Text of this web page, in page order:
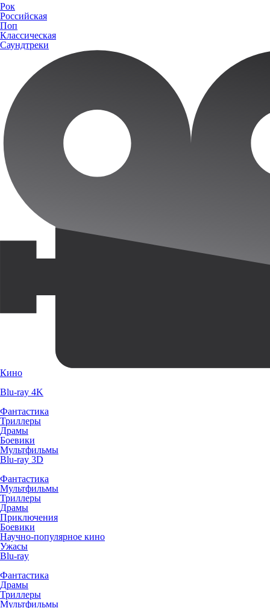
Рок
Российская
Поп
Классическая
Саундтреки
Кино
Blu-ray 4K
Фантастика
Триллеры
Драмы
Боевики
Мультфильмы
Blu-ray 3D
Фантастика
Мультфильмы
Триллеры
Драмы
Приключения
Боевики
Научно-популярное кино
Ужасы
Blu-ray
Фантастика
Драмы
Триллеры
Мультфильмы